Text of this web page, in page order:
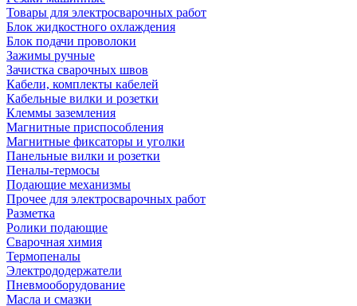
Товары для электросварочных работ
Блок жидкостного охлаждения
Блок подачи проволоки
Зажимы ручные
Зачистка сварочных швов
Кабели, комплекты кабелей
Кабельные вилки и розетки
Клеммы заземления
Магнитные приспособления
Магнитные фиксаторы и уголки
Панельные вилки и розетки
Пеналы-термосы
Подающие механизмы
Прочее для электросварочных работ
Разметка
Ролики подающие
Сварочная химия
Термопеналы
Электрододержатели
Пневмооборудование
Масла и смазки